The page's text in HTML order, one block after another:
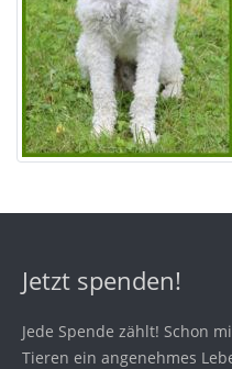
Jetzt spenden!
Jede Spende zählt! Schon
Tieren ein angenehmes